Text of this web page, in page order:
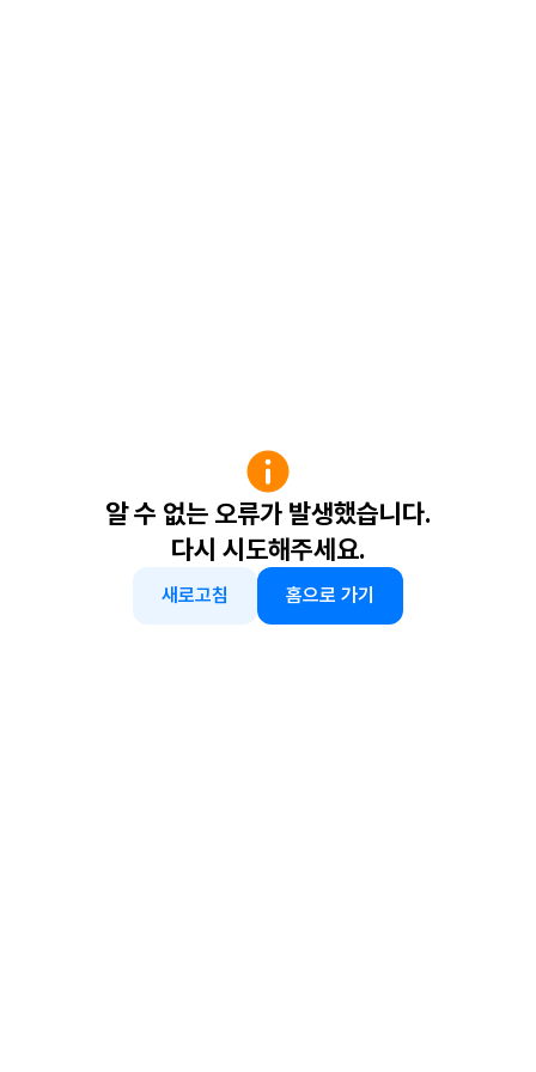
알 수 없는 오류가 발생했습니다.
다시 시도해주세요.
새로고침 홈으로 가기